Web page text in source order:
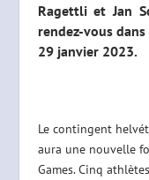
Ragettli et Jan
rendez-vous
29 janvier 2023.
Le contingent
aura une nouvelle
Games. Cinq